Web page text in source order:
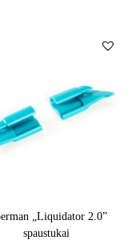
„Liquidator 2.0”
spaustukai